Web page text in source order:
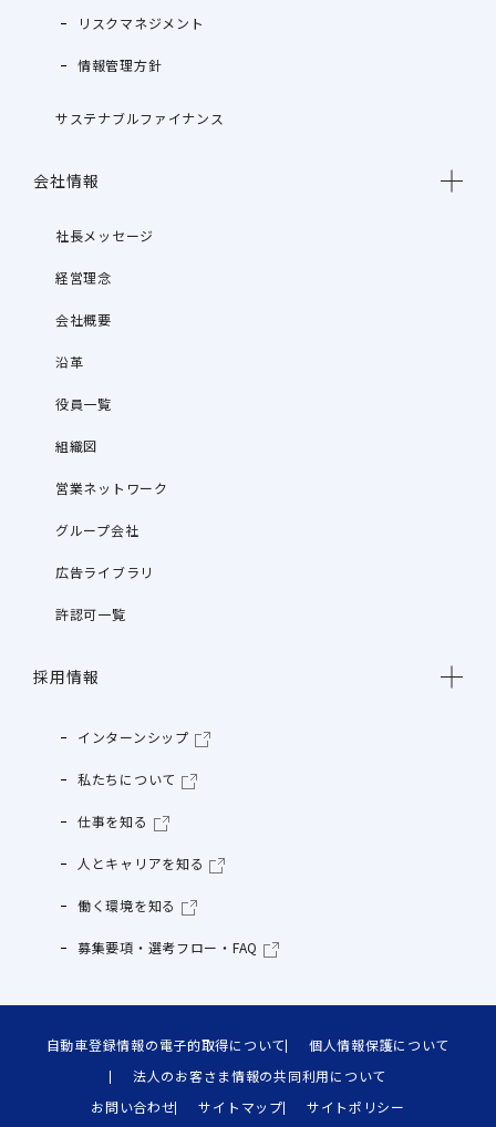
リスクマネジメント
情報管理方針
サステナブルファイナンス
会社情報
社長メッセージ
経営理念
会社概要
沿革
役員一覧
組織図
営業ネットワーク
グループ会社
広告ライブラリ
許認可一覧
採用情報
インターンシップ
私たちについて
仕事を知る
人とキャリアを知る
働く環境を知る
募集要項・選考フロー・FAQ
自動車登録情報の電子的取得について
個人情報保護について
法人のお客さま情報の共同利用について
お問い合わせ
サイトマップ サイトポリシー